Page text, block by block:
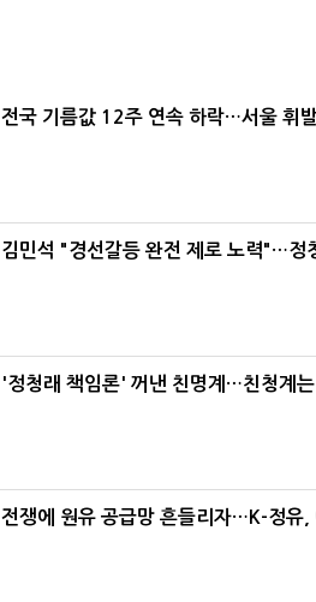
전국 기름값 12주 연속 하락…서울 휘
김민석 "경선갈등 완전 제로 노력"…정
'정청래 책임론' 꺼낸 친명계…친청계는
전쟁에 원유 공급망 흔들리자…K-정유,